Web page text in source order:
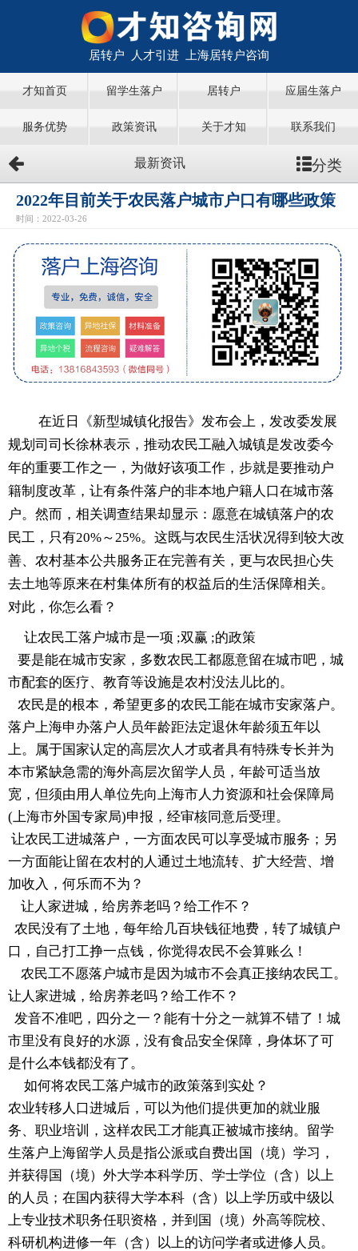
居转户 人才引进 上海居转户咨询
才知首页 留学生落户 居转户 应届生落户
服务优势 政策资讯 关于才知 联系我们
最新资讯 分类
2022年目前关于农民落户城市户口有哪些政策
时间：2022-03-26
在近日《新型城镇化报告》发布会上，发改委发展
规划司司长徐林表示，推动农民工融入城镇是发改委今
年的重要工作之一，为做好该项工作，步就是要推动户
籍制度改革，让有条件落户的非本地户籍人口在城市落
户。然而，相关调查结果却显示：愿意在城镇落户的农
民工，只有20%～25%。这既与农民生活状况得到较大改
善、农村基本公共服务正在完善有关，更与农民担心失
去土地等原来在村集体所有的权益后的生活保障相关。
对此，你怎么看？
让农民工落户城市是一项 ;双赢 ;的政策
要是能在城市安家，多数农民工都愿意留在城市吧，城
市配套的医疗、教育等设施是农村没法儿比的。
农民是的根本，希望更多的农民工能在城市安家落户。
落户上海申办落户人员年龄距法定退休年龄须五年以
上。属于国家认定的高层次人才或者具有特殊专长并为
本市紧缺急需的海外高层次留学人员，年龄可适当放
宽，但须由用人单位先向上海市人力资源和社会保障局
(上海市外国专家局)申报，经审核同意后受理。
让农民工进城落户，一方面农民可以享受城市服务；另
一方面能让留在农村的人通过土地流转、扩大经营、增
加收入，何乐而不为？
让人家进城，给房养老吗？给工作不？
农民没有了土地，每年给几百块钱征地费，转了城镇户
口，自己打工挣一点钱，你觉得农民不会算账么！
农民工不愿落户城市是因为城市不会真正接纳农民工。
让人家进城，给房养老吗？给工作不？
发音不准吧，四分之一？能有十分之一就算不错了！城
市里没有良好的水源，没有食品安全保障，身体坏了可
是什么本钱都没有了。
如何将农民工落户城市的政策落到实处？
农业转移人口进城后，可以为他们提供更加的就业服
务、职业培训，这样农民工才能真正被城市接纳。留学
生落户上海留学人员是指公派或自费出国（境）学习，
并获得国（境）外大学本科学历、学士学位（含）以上
的人员；在国内获得大学本科（含）以上学历或中级以
上专业技术职务任职资格，并到国（境）外高等院校、
科研机构进修一年（含）以上的访问学者或进修人员。